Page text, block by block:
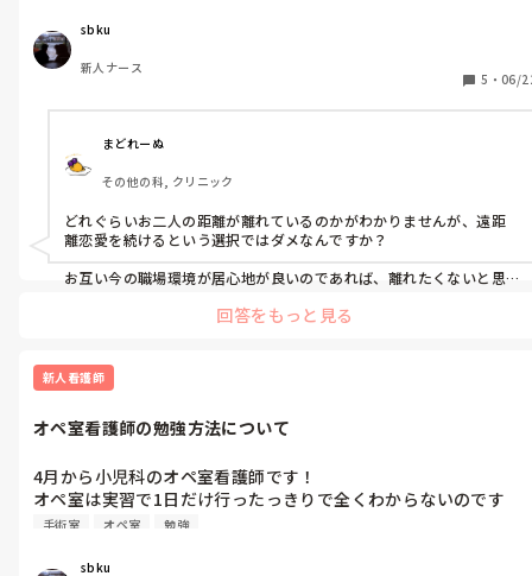
お互い譲れないとこがありでも好きだから別れたくないという状
況です、、自分たちではもうどうしたらいいか分からなくなった
ので質問させて頂きました。
sbku
新人ナース
5 ・ 06/
まどれーぬ
その他の科, クリニック
どれぐらいお二人の距離が離れているのかがわかりませんが、遠距
離恋愛を続けるという選択ではダメなんですか？
お互い今の職場環境が居心地が良いのであれば、離れたくないと思
回答をもっと見る
新人看護師
オペ室看護師の勉強方法について
4月から小児科のオペ室看護師です！
オペ室は実習で1日だけ行ったっきりで全くわからないのです
が、オペ室看護師が勉強すべきことを教えて欲しいです！
手術室 オペ室 勉強
sbku